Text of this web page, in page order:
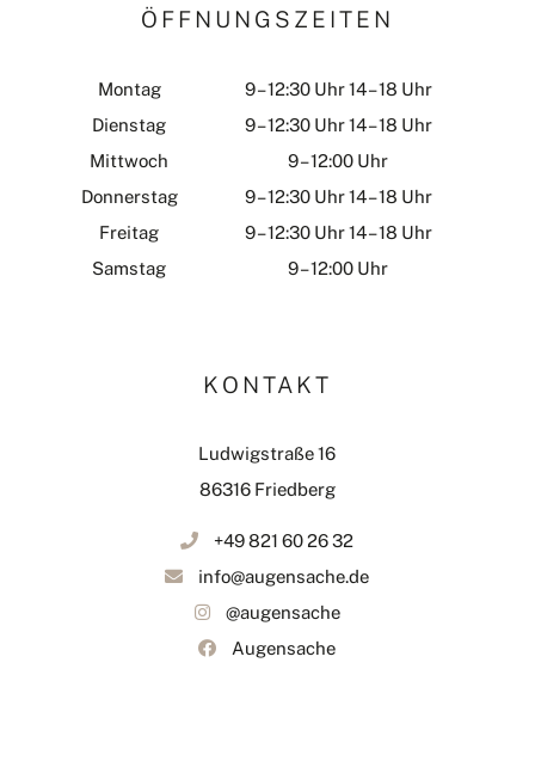
ÖFFNUNGSZEITEN
Montag
9 – 12:30 Uhr 14 – 18 Uhr
Dienstag
9 – 12:30 Uhr 14 – 18 Uhr
Mittwoch
9 – 12:00 Uhr
Donnerstag
9 – 12:30 Uhr 14 – 18 Uhr
Freitag
9 – 12:30 Uhr 14 – 18 Uhr
Samstag
9 – 12:00 Uhr
KONTAKT
Ludwigstraße 16
86316 Friedberg
+49 821 60 26 32
info@augensache.de
@augensache
Augensache